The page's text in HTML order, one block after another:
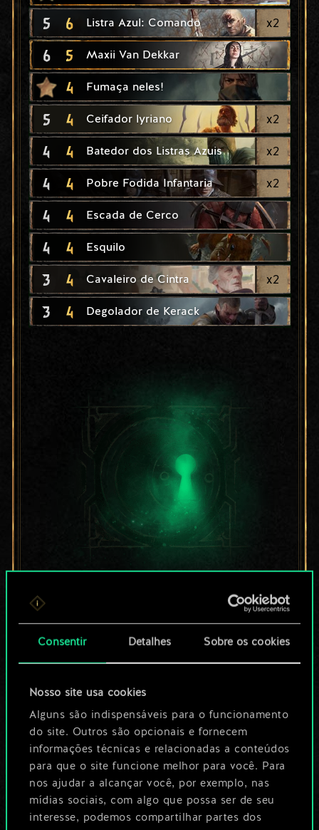
Consentir Detalhes Sobre os cookies
Nosso site usa cookies
Alguns são indispensáveis para o funcionamento
do site. Outros são opcionais e fornecem
informações técnicas e relacionadas a conteúdos
para que o site funcione melhor para você. Para
nos ajudar a alcançar você, por exemplo, nas
mídias sociais, com algo que possa ser de seu
interesse, podemos compartilhar partes dos
5 6 Listra Azul: Comando x2
6 5 Maxii Van Dekkar
4 Fumaça neles!
5 4 Ceifador lyriano x2
4 4 Batedor dos Listras Azuis x2
4 4 Pobre Fodida Infantaria x2
4 4 Escada de Cerco
4 4 Esquilo
3 4 Cavaleiro de Cintra x2
3 4 Degolador de Kerack
Por enquanto, isto é
apenas um conjunto
compartilhado.
No entanto, dá para
ser muito mais!
Dê um nome para este baralho e crie
um guia